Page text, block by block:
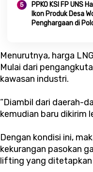
PPKO KSI FP UNS
Ikon Produk Desa
Penghargaan di
Menurutnya, harga
Mulai dari
kawasan industri.
“Diambil dari daerah-
kemudian baru dikirim
Dengan kondisi ini,
kekurangan pasokan
lifting yang ditetapkan